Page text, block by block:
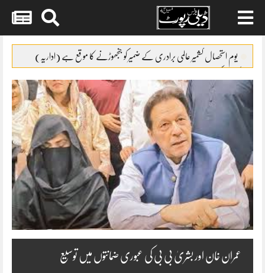
contentیوم استحصال کشمیر عالمی برادری کے ضمیر کو جنجھوڑنے کا موقع ہے (اداریہ)
ایئرپورٹ پولیس نے2مبینہ ڈاکوئوں کو گرفتار کر لیا
سوشل میڈیا کا غلط استعمال کرنیوالوں کے گرد گھیرا تنگ
پاپڑوں کی جعلی پیکنگ پر فیکٹری مالکان کیخلاف مقدمہ درج
عمران خان اور بشریٰ بی بی کی عبوری ضمانتوں میں توسیع